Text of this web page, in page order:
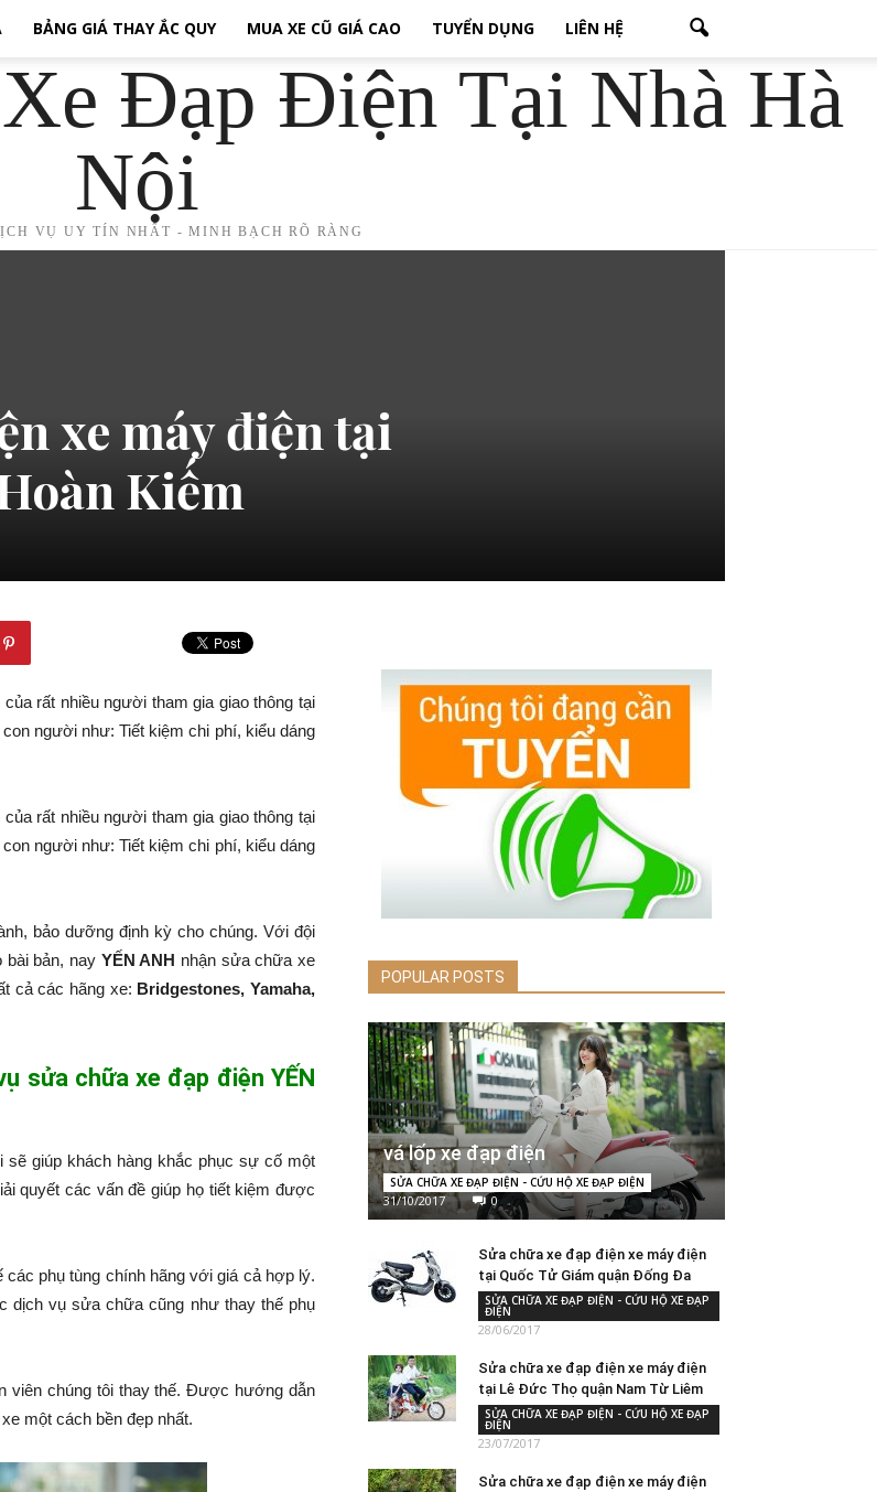
BẢNG GIÁ THAY ẮC QUY MUA XE CŨ GIÁ CAO TUYỂN DỤNG LIÊN HỆ
Đạp Điện Tại Nhà Hà
Nội
VỤ UY TÍN NHẤT - MINH BẠCH RÕ RÀNG
xe máy điện tại
Kiếm
rất nhiều người tham gia giao thông tại
người như: Tiết kiệm chi phí, kiểu dáng
rất nhiều người tham gia giao thông tại
người như: Tiết kiệm chi phí, kiểu dáng
bảo dưỡng định kỳ cho chúng. Với đội
bài bản, nay YẾN ANH nhận sửa chữa xe
cả các hãng xe: Bridgestones, Yamaha,
sửa chữa xe đạp điện YẾN
sẽ giúp khách hàng khắc phục sự cố một
quyết các vấn đề giúp họ tiết kiệm được
phụ tùng chính hãng với giá cả hợp lý.
dịch vụ sửa chữa cũng như thay thế phụ
viên chúng tôi thay thế. Được hướng dẫn
một cách bền đẹp nhất.
POPULAR POSTS
vá lốp xe đạp điện
SỬA CHỮA XE ĐẠP ĐIỆN - CỨU HỘ XE ĐẠP ĐIỆN
31/10/2017 0
Sửa chữa xe đạp điện xe máy điện
tại Quốc Tử Giám quận Đống Đa
SỬA CHỮA XE ĐẠP ĐIỆN - CỨU HỘ XE ĐẠP
ĐIỆN
28/06/2017
Sửa chữa xe đạp điện xe máy điện
tại Lê Đức Thọ quận Nam Từ Liêm
SỬA CHỮA XE ĐẠP ĐIỆN - CỨU HỘ XE ĐẠP
ĐIỆN
23/07/2017
Sửa chữa xe đạp điện xe máy điện